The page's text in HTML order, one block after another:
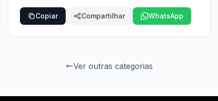
Copiar Compartilhar WhatsApp
Ver outras categorias